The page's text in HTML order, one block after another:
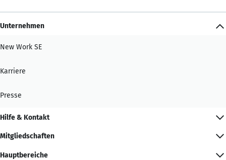
Unternehmen
New Work SE
Karriere
Presse
Hilfe & Kontakt
Mitgliedschaften
Hauptbereiche